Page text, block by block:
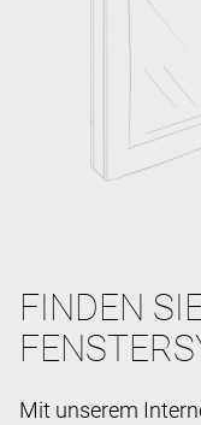
FINDEN
Mit unserem